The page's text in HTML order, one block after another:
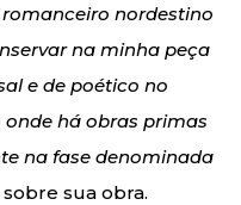
nordestino
na minha peça
e de poético no
há obras primas
na fase denominada
sua obra.